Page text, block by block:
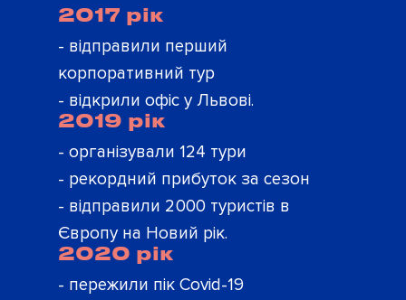
2017 рік
- відправили перший
корпоративний тур
- відкрили офіс у Львові.
2019 рік
- організували 124 тури
- рекордний прибуток за сезон
- відправили 2 000 туристів в
Європу на Новий рік.
2020 рік
- пережили пік Covid-19